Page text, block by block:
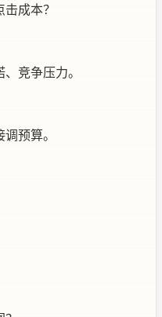
成本？
竞争压力。
预算。